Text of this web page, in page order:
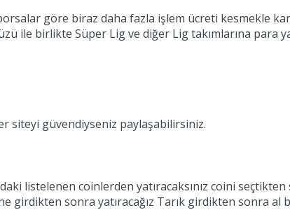
göre biraz daha fazla işlem ücreti kesmekle
ile birlikte Süper Lig ve diğer Lig takımlarına para
siteyi güvendiyseniz paylaşabilirsiniz.
listelenen coinlerden yatıracaksınız coini
sonra yatıracağız Tarık girdikten sonra al